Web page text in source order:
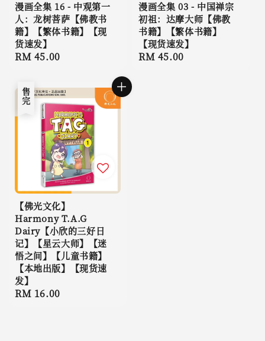
漫画全集 16 - 中观第一
人：龙树菩萨【佛教书
籍】【繁体书籍】【现
货速发】
Regular
RM 45.00
漫画全集 03 - 中国禅宗
初祖：达摩大师【佛教
书籍】【繁体书籍】
【现货速发】
Regular
RM 45.00
售完
【佛光文化】
Harmony T.A.G
Dairy【小欣的三好日
记】【星云大师】【迷
悟之间】【儿童书籍】
【本地出版】【现货速
发】
Regular
RM 16.00